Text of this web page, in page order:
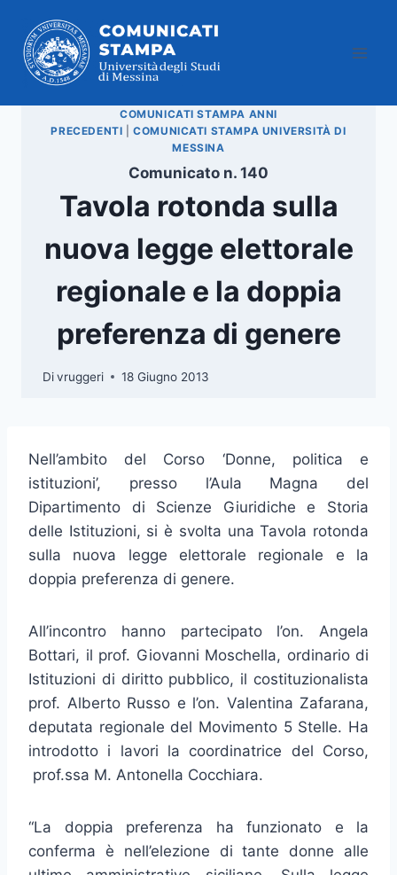
contenuto
COMUNICATI STAMPA ANNI
PRECEDENTI |COMUNICATI STAMPA UNIVERSITÀ DI
MESSINA
Comunicato n. 140
Tavola rotonda sulla
nuova legge elettorale
regionale e la doppia
preferenza di genere
Divruggeri 18 Giugno 2013
Nell’ambito del Corso ‘Donne, politica e
istituzioni’, presso l’Aula Magna del
Dipartimento di Scienze Giuridiche e Storia
delle Istituzioni, si è svolta una Tavola rotonda
sulla nuova legge elettorale regionale e la
doppia preferenza di genere.
All’incontro hanno partecipato l’on. Angela
Bottari, il prof. Giovanni Moschella, ordinario di
Istituzioni di diritto pubblico, il costituzionalista
prof. Alberto Russo e l’on. Valentina Zafarana,
deputata regionale del Movimento 5 Stelle. Ha
introdotto i lavori la coordinatrice del Corso,
prof.ssa M. Antonella Cocchiara.
“La doppia preferenza ha funzionato e la
conferma è nell’elezione di tante donne alle